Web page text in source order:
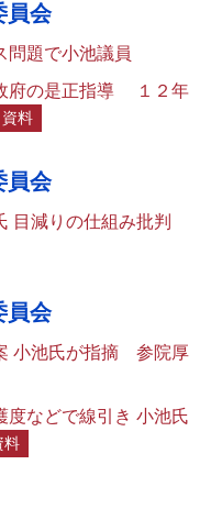
員会
題で小池議員
府の是正指導 １２年
資料
員会
減りの仕組み批判
員会
小池氏が指摘 参院厚
などで線引き 小池氏
料